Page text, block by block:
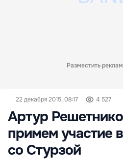
Разместить
22 декабря 2015, 08:17 4 527
Артур
примем участие
со Стурзой